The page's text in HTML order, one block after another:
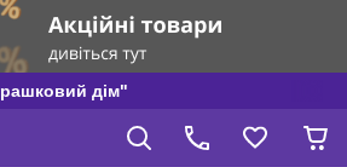
дім"